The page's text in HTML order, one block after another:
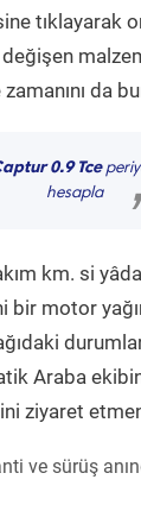
tıklayarak
da
0.9 Tce
hesapla
km. si
bir motor
Araba
ziyaret
ve sürüş